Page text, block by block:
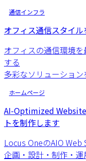
通信インフラ
オフィス通信スタイ
オフィスの通信環境
する
多彩なソリューション
ホームページ
AI‑Optimized
トを制作します
Locus OneのAIO Web
企画・設計・制作・運